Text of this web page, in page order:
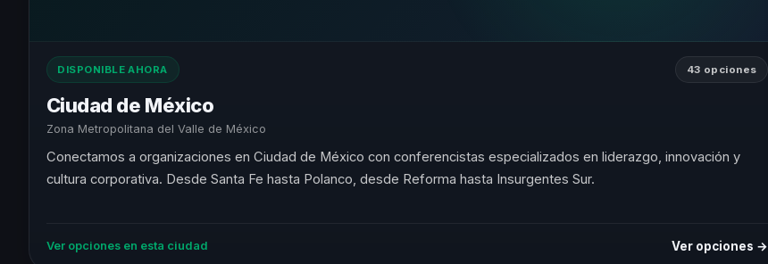
DISPONIBLE AHORA 43 opciones
Ciudad de México
Zona Metropolitana del Valle de México
Conectamos a organizaciones en Ciudad de México con conferencistas especializados en liderazgo, innovación y
cultura corporativa. Desde Santa Fe hasta Polanco, desde Reforma hasta Insurgentes Sur.
Ver opciones en esta ciudad Ver opciones →